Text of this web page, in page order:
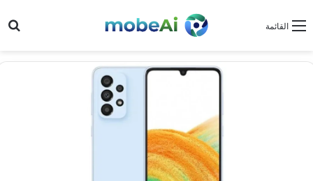
القائمة